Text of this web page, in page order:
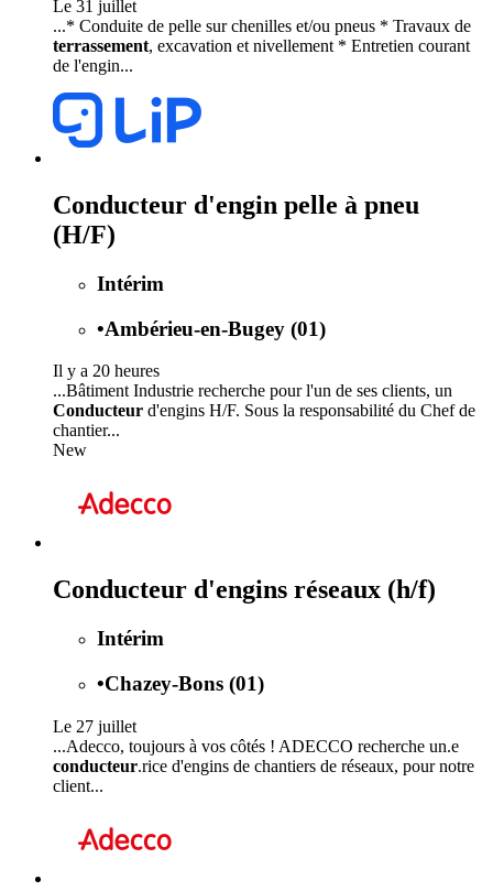
Le 31 juillet
...* Conduite de pelle sur chenilles et/ou pneus * Travaux de
terrassement, excavation et nivellement * Entretien courant
de l'engin...
Conducteur d'engin pelle à pneu
(H/F)
Intérim
•Ambérieu-en-Bugey (01)
Il y a 20 heures
...Bâtiment Industrie recherche pour l'un de ses clients, un
Conducteur d'engins H/F. Sous la responsabilité du Chef de
chantier...
New
Conducteur d'engins réseaux (h/f)
Intérim
•Chazey-Bons (01)
Le 27 juillet
...Adecco, toujours à vos côtés ! ADECCO recherche un.e
conducteur.rice d'engins de chantiers de réseaux, pour notre
client...